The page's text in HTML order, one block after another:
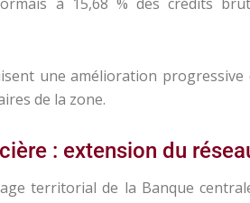
une amélioration progressive
de la zone.
: extension du
territorial de la Banque